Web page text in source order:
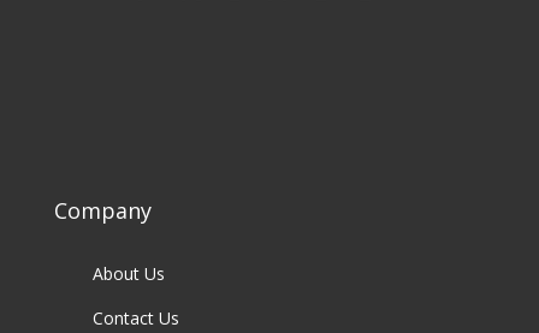
Company
About Us
Contact Us